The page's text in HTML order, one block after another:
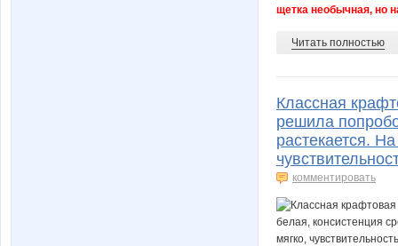
щетка необычная, но
Читать полностью
Классная
решила
растекается.
комментировать